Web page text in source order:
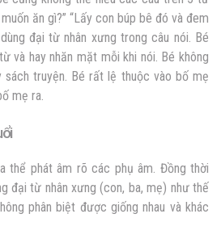
ăn gì?” “Lấy con búp bê đó và đem
đại từ nhân xưng trong câu nói. Bé
và hay nhăn mặt mỗi khi nói. Bé không
sách truyện. Bé rất lệ thuộc vào bố mẹ
mẹ ra.
thể phát âm rõ các phụ âm. Đồng thời
đại từ nhân xưng (con, ba, mẹ) như thế
phân biệt được giống nhau và khác